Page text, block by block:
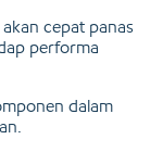
cepat panas
performa
dalam